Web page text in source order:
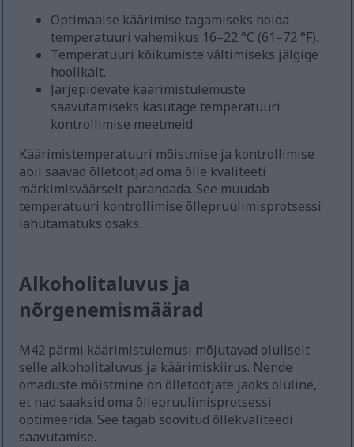
Optimaalse käärimise tagamiseks hoida
temperatuuri vahemikus 16–22 °C (61–72 °F).
Temperatuuri kõikumiste vältimiseks jälgige
hoolikalt.
Järjepidevate käärimistulemuste
saavutamiseks kasutage temperatuuri
kontrollimise meetmeid.
Käärimistemperatuuri mõistmise ja kontrollimise
abil saavad õlletootjad oma õlle kvaliteeti
märkimisväärselt parandada. See muudab
temperatuuri kontrollimise õllepruulimisprotsessi
lahutamatuks osaks.
Alkoholitaluvus ja
nõrgenemismäärad
M42 pärmi käärimistulemusi mõjutavad oluliselt
selle alkoholitaluvus ja käärimiskiirus. Nende
omaduste mõistmine on õlletootjate jaoks oluline,
et nad saaksid oma õllepruulimisprotsessi
optimeerida. See tagab soovitud õllekvaliteedi
saavutamise.